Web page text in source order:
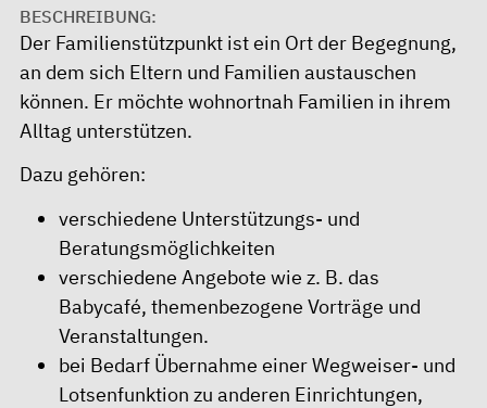
BESCHREIBUNG:
Der Familienstützpunkt ist ein Ort der Begegnung,
an dem sich Eltern und Familien austauschen
können. Er möchte wohnortnah Familien in ihrem
Alltag unterstützen.
Dazu gehören:
verschiedene Unterstützungs- und
Beratungsmöglichkeiten
verschiedene Angebote wie z. B. das
Babycafé, themenbezogene Vorträge und
Veranstaltungen.
bei Bedarf Übernahme einer Wegweiser- und
Lotsenfunktion zu anderen Einrichtungen,